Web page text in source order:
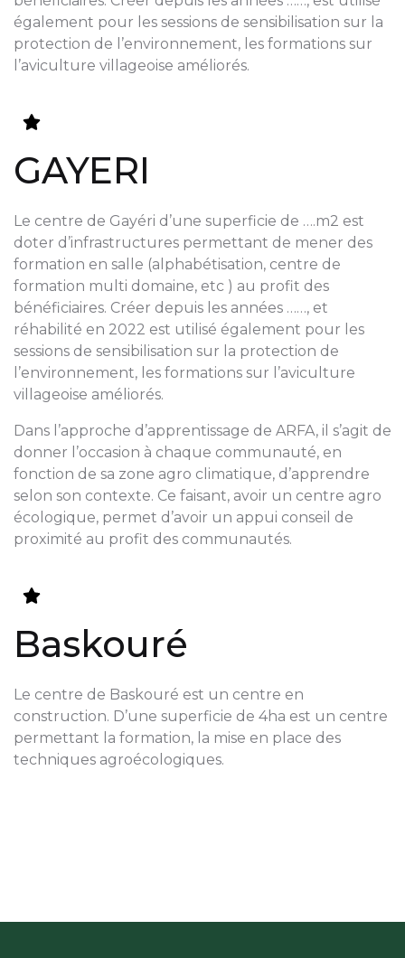
également pour les sessions de sensibilisation sur la
protection de l’environnement, les formations sur
l’aviculture villageoise améliorés.
GAYERI
Le centre de Gayéri d’une superficie de ….m2 est
doter d’infrastructures permettant de mener des
formation en salle (alphabétisation, centre de
formation multi domaine, etc ) au profit des
bénéficiaires. Créer depuis les années ……, et
réhabilité en 2022 est utilisé également pour les
sessions de sensibilisation sur la protection de
l’environnement, les formations sur l’aviculture
villageoise améliorés.
Dans l’approche d’apprentissage de ARFA, il s’agit de
donner l’occasion à chaque communauté, en
fonction de sa zone agro climatique, d’apprendre
selon son contexte. Ce faisant, avoir un centre agro
écologique, permet d’avoir un appui conseil de
proximité au profit des communautés.
Baskouré
Le centre de Baskouré est un centre en
construction. D’une superficie de 4ha est un centre
permettant la formation, la mise en place des
techniques agroécologiques.